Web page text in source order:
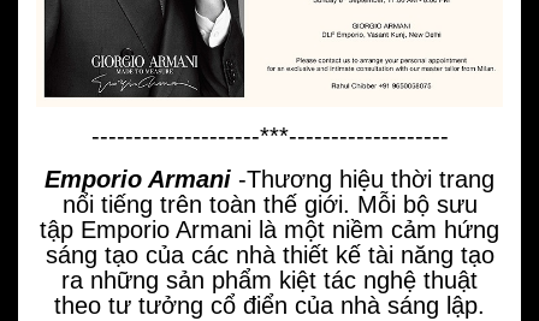
--------------------***-------------------
Emporio Armani -Thương hiệu thời trang
nổi tiếng trên toàn thế giới. Mỗi bộ sưu
tập Emporio Armani là một niềm cảm hứng
sáng tạo của các nhà thiết kế tài năng tạo
ra những sản phẩm kiệt tác nghệ thuật
theo tư tưởng cổ điển của nhà sáng lập.